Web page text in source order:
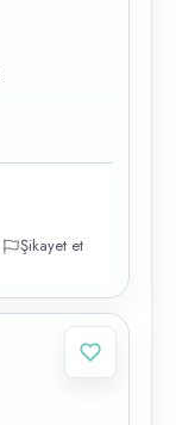
Şikayet et